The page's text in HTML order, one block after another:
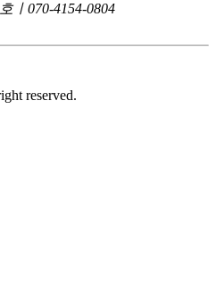
ㅣ070-4154-0804
reserved.